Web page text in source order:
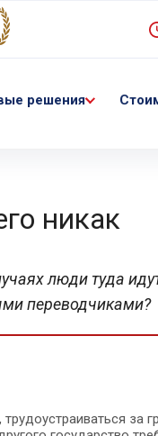
решения
никак
люди туда
переводчиками?
за